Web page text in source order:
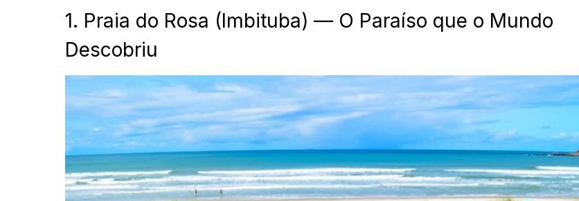
1. Praia do Rosa (Imbituba) — O Paraíso que o Mundo
Descobriu